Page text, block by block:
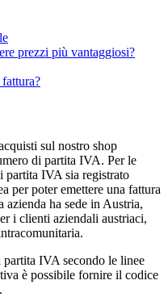
prezzi più vantaggiosi?
sul nostro shop
di partita IVA. Per le
partita IVA sia registrato
per poter emettere una fattura
azienda ha sede in Austria,
i clienti aziendali austriaci,
IVA secondo le linee
è possibile fornire il codice